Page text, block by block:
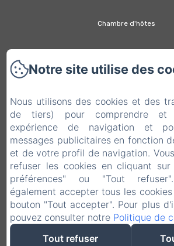
Chambre d'hôtes
Appartements
Région
Contact & Accès
Politique de confidentialité
Informations légales
Informations sur les cookies
Notre site utilise des
Nous utilisons des cookies et des
de tiers) pour comprendre et
expérience de navigation et
messages publicitaires en fonction
et de votre profil de navigation.
refuser les cookies en cliquant sur
préférences" ou "Tout
également accepter tous les
bouton "Tout accepter". Pour plus
pouvez consulter notre Politique de
Tout refuser